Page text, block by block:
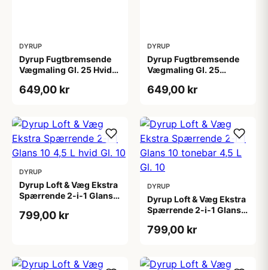
DYRUP
Dyrup Fugtbremsende
Vægmaling Gl. 25 Hvid
649,00 kr
DYRUP
Dyrup Fugtbremsende
Vægmaling Gl. 25
649,00 kr
DYRUP
Dyrup Loft & Væg Ekstra
Spærrende 2-i-1 Glans
799,00 kr
DYRUP
Dyrup Loft & Væg Ekstra
Spærrende 2-i-1 Glans
799,00 kr